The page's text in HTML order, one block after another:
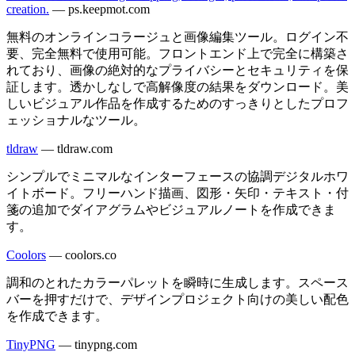
creation. — ps.keepmot.com
無料のオンラインコラージュと画像編集ツール。ログイン不
要、完全無料で使用可能。フロントエンド上で完全に構築さ
れており、画像の絶対的なプライバシーとセキュリティを保
証します。透かしなしで高解像度の結果をダウンロード。美
しいビジュアル作品を作成するためのすっきりとしたプロフ
ェッショナルなツール。
tldraw — tldraw.com
シンプルでミニマルなインターフェースの協調デジタルホワ
イトボード。フリーハンド描画、図形・矢印・テキスト・付
箋の追加でダイアグラムやビジュアルノートを作成できま
す。
Coolors — coolors.co
調和のとれたカラーパレットを瞬時に生成します。スペース
バーを押すだけで、デザインプロジェクト向けの美しい配色
を作成できます。
TinyPNG — tinypng.com